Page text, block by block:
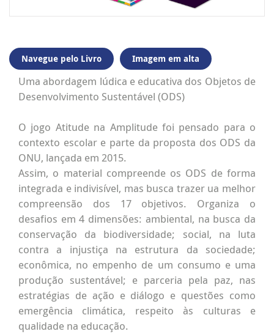
Navegue pelo Livro Imagem em alta
Uma abordagem lúdica e educativa dos Objetos de
Desenvolvimento Sustentável (ODS)
O jogo Atitude na Amplitude foi pensado para o
contexto escolar e parte da proposta dos ODS da
ONU, lançada em 2015.
Assim, o material compreende os ODS de forma
integrada e indivisível, mas busca trazer ua melhor
compreensão dos 17 objetivos. Organiza o
desafios em 4 dimensões: ambiental, na busca da
conservação da biodiversidade; social, na luta
contra a injustiça na estrutura da sociedade;
econômica, no empenho de um consumo e uma
produção sustentável; e parceria pela paz, nas
estratégias de ação e diálogo e questões como
emergência climática, respeito às culturas e
qualidade na educação.